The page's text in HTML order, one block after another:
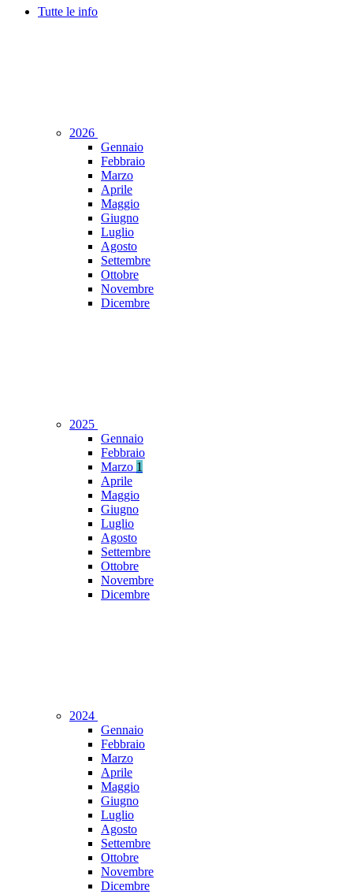
Tutte le info
2026
Gennaio
Febbraio
Marzo
Aprile
Maggio
Giugno
Luglio
Agosto
Settembre
Ottobre
Novembre
Dicembre
2025
Gennaio
Febbraio
Marzo 1
Aprile
Maggio
Giugno
Luglio
Agosto
Settembre
Ottobre
Novembre
Dicembre
2024
Gennaio
Febbraio
Marzo
Aprile
Maggio
Giugno
Luglio
Agosto
Settembre
Ottobre
Novembre
Dicembre